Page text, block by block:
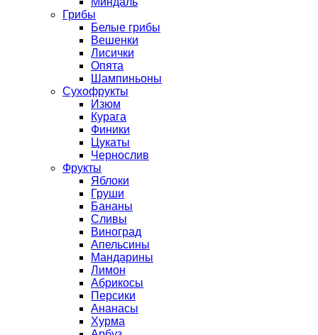
Грибы
Белые грибы
Вешенки
Лисички
Опята
Шампиньоны
Сухофрукты
Изюм
Курага
Финики
Цукаты
Чернослив
Фрукты
Яблоки
Груши
Бананы
Сливы
Виноград
Апельсины
Мандарины
Лимон
Абрикосы
Персики
Ананасы
Хурма